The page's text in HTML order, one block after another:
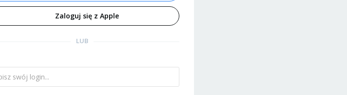
Zaloguj się z Apple
LUB